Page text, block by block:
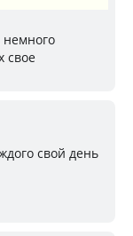
немного
свое
свой день